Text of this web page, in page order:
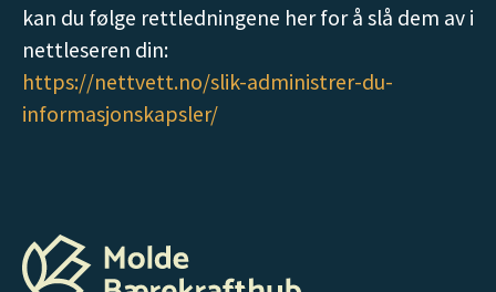
kan du følge rettledningene her for å slå dem av i
nettleseren din:
https://nettvett.no/slik-administrer-du-
informasjonskapsler/